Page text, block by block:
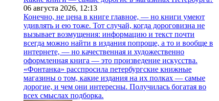
06 августа 2026, 12:13
Конечно, не цена в книге главное, — но книги умеют
удивлять и ею тоже. Тот случай, когда дороговизна не
вызывает возмущения: информацию и текст почти
всегда можно найти в издания попроще, а то и вообще в
интернете, — но качественная и художественно
оформленная книга — это произведение искусства.
«Фонтанка» расспросила петербургские книжные
магазины о том, какие издания на их полках — самые
дорогие, и чем они интересны. Получилась богатая во
всех смыслах подборка.